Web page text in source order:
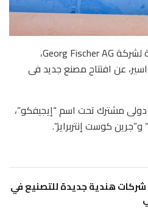
أعلنت شركة “إيجيفكو”، التابعة لشركة Georg Fischer AG،
عن افتتاح مصنع جديد فى
دولى مشترك تحت اسم “إيجيفكو”،
كوست إنتربرايز”.
هندية جديدة للتصنيع في